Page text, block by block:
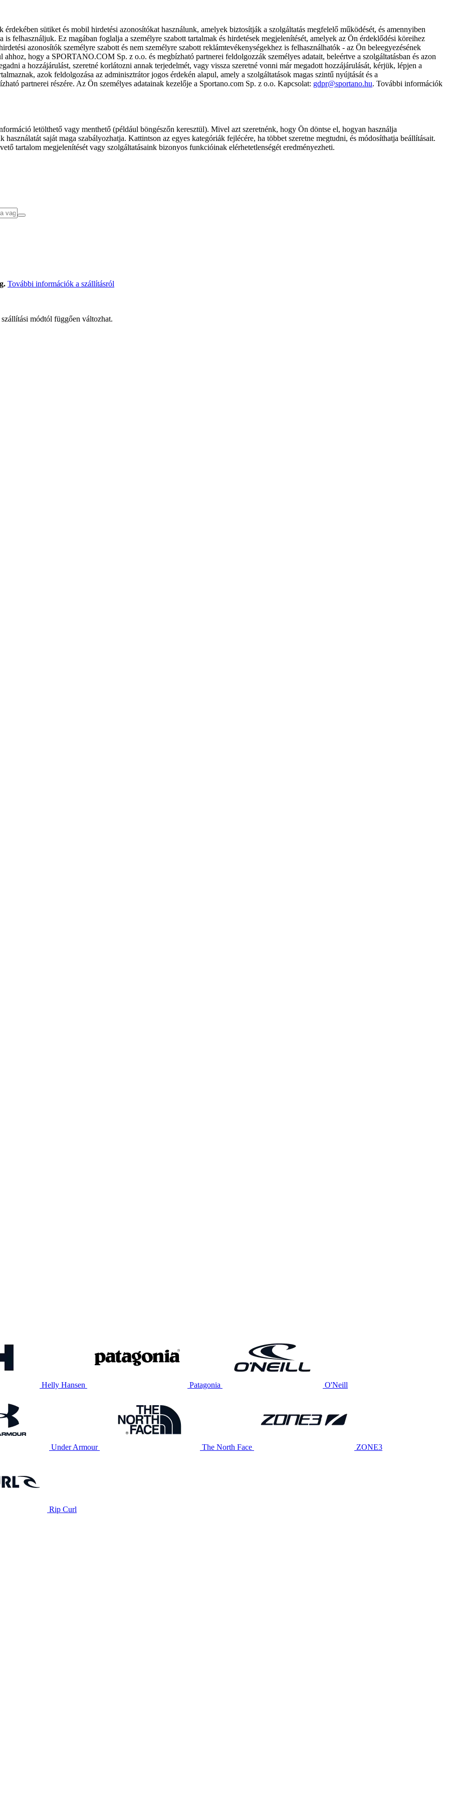
sütiket és mobil hirdetési azonosítókat használunk, amelyek biztosítják a szolgáltatás megfelelő működését, és amennyiben
is felhasználjuk. Ez magában foglalja a személyre szabott tartalmak és hirdetések megjelenítését, amelyek az Ön érdeklődési köreihez
azonosítók személyre szabott és nem személyre szabott reklámtevékenységekhez is felhasználhatók - az Ön beleegyezésének
hogy a SPORTANO.COM Sp. z o.o. és megbízható partnerei feldolgozzák személyes adatait, beleértve a szolgáltatásban és azon
a hozzájárulást, szeretné korlátozni annak terjedelmét, vagy vissza szeretné vonni már megadott hozzájárulását, kérjük, lépjen a
azok feldolgozása az adminisztrátor jogos érdekén alapul, amely a szolgáltatások magas szintű nyújtását és a
partnerei részére. Az Ön személyes adatainak kezelője a Sportano.com Sp. z o.o. Kapcsolat: gdpr@sportano.hu. További információk
letölthető vagy menthető (például böngészőn keresztül). Mivel azt szeretnénk, hogy Ön döntse el, hogyan használja
saját maga szabályozhatja. Kattintson az egyes kategóriák fejlécére, ha többet szeretne megtudni, és módosíthatja beállításait.
tartalom megjelenítését vagy szolgáltatásaink bizonyos funkcióinak elérhetetlenségét eredményezheti.
További információk a szállításról
módtól függően változhat.
Helly Hansen Patagonia O'Neill
Under Armour The North Face ZONE3
Rip Curl